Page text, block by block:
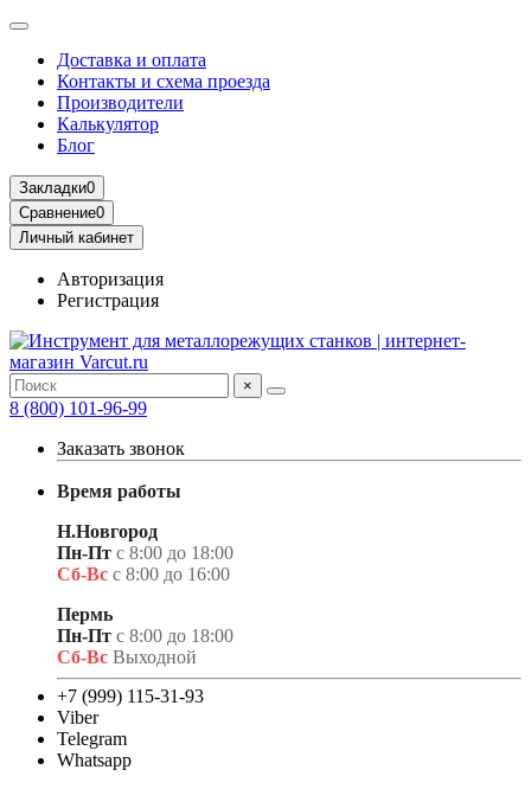
Доставка и оплата
Контакты и схема проезда
Производители
Калькулятор
Блог
Закладки0
Сравнение0
Личный кабинет
Авторизация
Регистрация
×
8 (800) 101-96-99
Заказать звонок
Время работы
Н.Новгород
Пн-Пт с 8:00 до 18:00
Сб-Вс с 8:00 до 16:00
Пермь
Пн-Пт с 8:00 до 18:00
Сб-Вс Выходной
+7 (999) 115-31-93
Viber
Telegram
Whatsapp